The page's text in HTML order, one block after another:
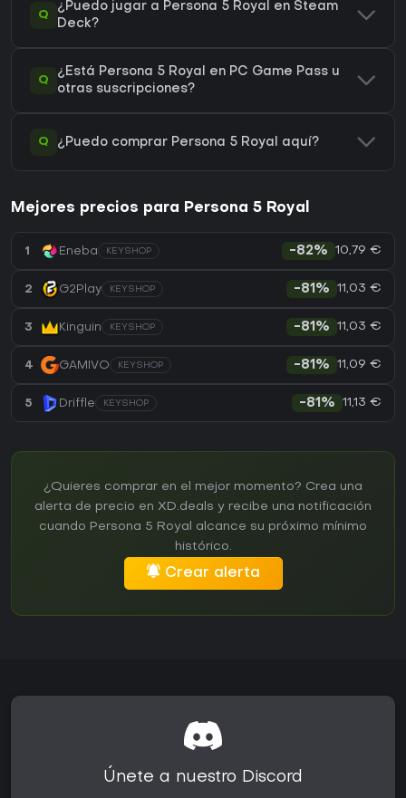
Q
¿Puedo jugar a Persona 5 Royal en Steam
Deck?
Q
¿Está Persona 5 Royal en PC Game Pass u
otras suscripciones?
Q ¿Puedo comprar Persona 5 Royal aquí?
Mejores precios para Persona 5 Royal
1 Eneba KEYSHOP -82% 10,79 €
2 G2Play KEYSHOP -81% 11,03 €
3 Kinguin KEYSHOP -81% 11,03 €
4 GAMIVO KEYSHOP -81% 11,09 €
5 Driffle KEYSHOP -81% 11,13 €
¿Quieres comprar en el mejor momento? Crea una
alerta de precio en XD.deals y recibe una notificación
cuando Persona 5 Royal alcance su próximo mínimo
histórico.
Crear alerta
Únete a nuestro Discord